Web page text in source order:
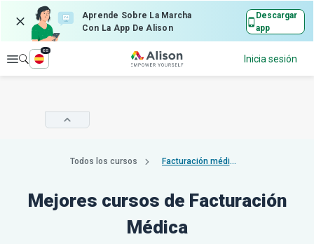
Aprende Sobre La Marcha
Con La App De Alison
Descargar
app
Explorar
es
Inicia sesión
Todos los cursos Facturación médica
Mejores cursos de Facturación
Médica